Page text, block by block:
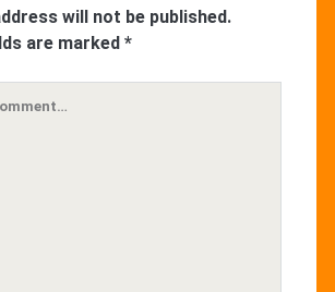
will not be published.
are marked *